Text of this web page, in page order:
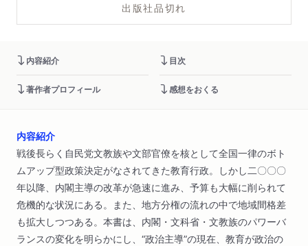
出版社品切れ
内容紹介 目次
著作者プロフィール 感想をおくる
内容紹介
戦後長らく自民党文教族や文部官僚を核として全国一律のボト
ムアップ型政策決定がなされてきた教育行政。しかし二〇〇〇
年以降、内閣主導の改革が急速に進み、予算も大幅に削られて
危機的な状況にある。また、地方分権の流れの中で地域間格差
も拡大しつつある。本書は、内閣・文科省・文教族のパワーバ
ランスの変化を明らかにし、“政治主導”の現在、教育が政治の